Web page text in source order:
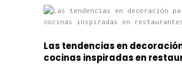
Las tendencias en
cocinas inspiradas en